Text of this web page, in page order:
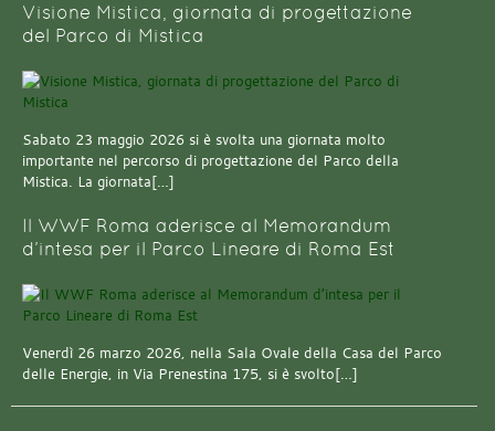
Visione Mistica, giornata di progettazione
del Parco di Mistica
Sabato 23 maggio 2026 si è svolta una giornata molto
importante nel percorso di progettazione del Parco della
Mistica. La giornata[…]
Il WWF Roma aderisce al Memorandum
d’intesa per il Parco Lineare di Roma Est
Venerdì 26 marzo 2026, nella Sala Ovale della Casa del Parco
delle Energie, in Via Prenestina 175, si è svolto[…]